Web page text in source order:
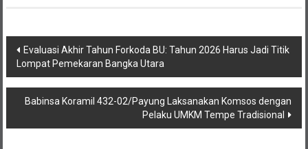
Navigasi
pos
Evaluasi Akhir Tahun Forkoda BU: Tahun 2026 Harus Jadi Titik
Lompat Pemekaran Bangka Utara
Babinsa Koramil 432-02/Payung Laksanakan Komsos dengan
Pelaku UMKM Tempe Tradisional